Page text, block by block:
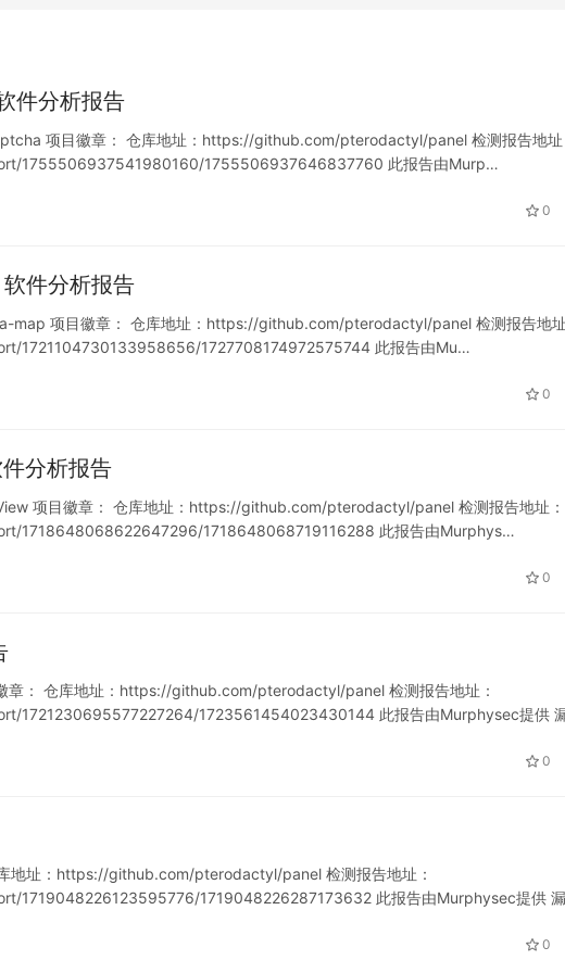
件分析报告
项目徽章： 仓库地址：https://github.com/pterodactyl/panel 检测报告地址
1755506937541980160/1755506937646837760 此报告由Murp…
0
件分析报告
map 项目徽章： 仓库地址：https://github.com/pterodactyl/panel 检测报告地址
1721104730133958656/1727708174972575744 此报告由Mu…
0
分析报告
项目徽章： 仓库地址：https://github.com/pterodactyl/panel 检测报告地址：
1718648068622647296/1718648068719116288 此报告由Murphys…
0
章： 仓库地址：https://github.com/pterodactyl/panel 检测报告地址：
1721230695577227264/1723561454023430144 此报告由Murphysec提供
0
地址：https://github.com/pterodactyl/panel 检测报告地址：
1719048226123595776/1719048226287173632 此报告由Murphysec提供 漏
0